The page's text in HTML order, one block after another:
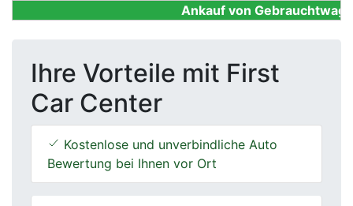
Ankauf von
Ihre Vorteile mit First
Car Center
Kostenlose und unverbindliche Auto
Bewertung bei Ihnen vor Ort